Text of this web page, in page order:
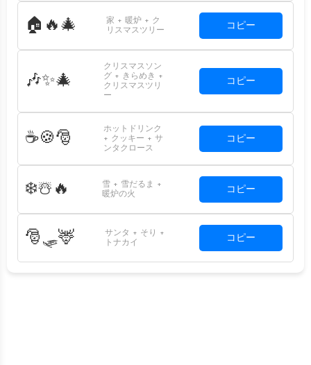
🏠🔥🎄
家 + 暖炉 + ク
リスマスツリー
コピー
🎶✨🎄
クリスマスソン
グ + きらめき +
クリスマスツリ
ー
コピー
☕🍪🎅
ホットドリンク
+ クッキー + サ
ンタクロース
コピー
❄️☃️🔥
雪 + 雪だるま +
暖炉の火
コピー
🎅🛷🦌
サンタ + そり +
トナカイ
コピー